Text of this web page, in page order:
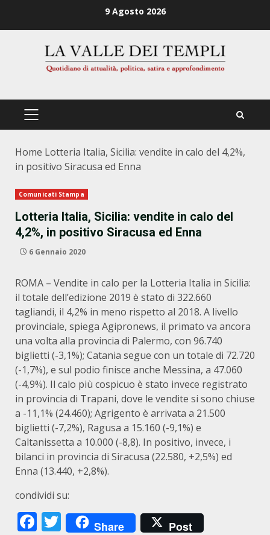
9 Agosto 2026
PRIMÄRES
Home Lotteria Italia, Sicilia: vendite in calo del 4,2%,
in positivo Siracusa ed Enna
Comunicati Stampa
Lotteria Italia, Sicilia: vendite in calo del
4,2%, in positivo Siracusa ed Enna
6 Gennaio 2020
ROMA – Vendite in calo per la Lotteria Italia in Sicilia:
il totale dell’edizione 2019 è stato di 322.660
tagliandi, il 4,2% in meno rispetto al 2018. A livello
provinciale, spiega Agipronews, il primato va ancora
una volta alla provincia di Palermo, con 96.740
biglietti (-3,1%); Catania segue con un totale di 72.720
(-1,7%), e sul podio finisce anche Messina, a 47.060
(-4,9%). Il calo più cospicuo è stato invece registrato
in provincia di Trapani, dove le vendite si sono chiuse
a -11,1% (24.460); Agrigento è arrivata a 21.500
biglietti (-7,2%), Ragusa a 15.160 (-9,1%) e
Caltanissetta a 10.000 (-8,8). In positivo, invece, i
bilanci in provincia di Siracusa (22.580, +2,5%) ed
Enna (13.440, +2,8%).
condividi su:
Facebook
Twitter
Share Post